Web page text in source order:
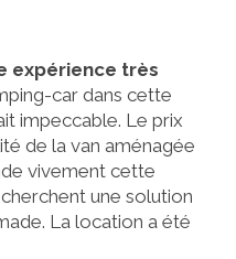
expérience très
car dans cette
impeccable. Le prix
de la van aménagée
vivement cette
une solution
La location a été